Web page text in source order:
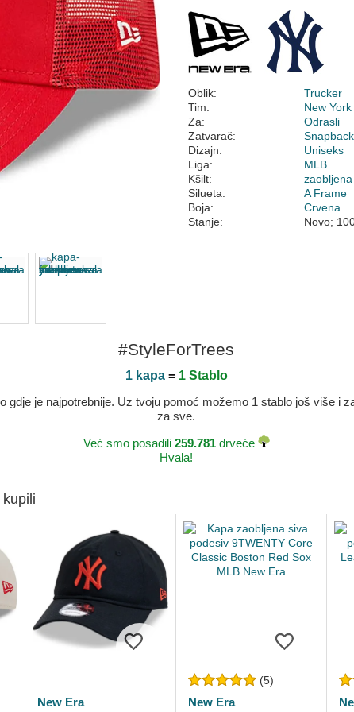
Oblik:
Trucker
Tim:
New
Za:
Odrasli
Zatvarač:
Snapback
Dizajn:
Uniseks
Liga:
MLB
Kšilt:
zaobljena
Silueta:
A Frame
Boja:
Crvena
Stanje:
Novo;
#StyleForTrees
1 kapa= 1 Stablo
gdje je najpotrebnije. Uz tvoju pomoć možemo 1 stablo još više i
za sve.
Već smo posadili 259.781drveće
Hvala!
New Era
(5)
New Era